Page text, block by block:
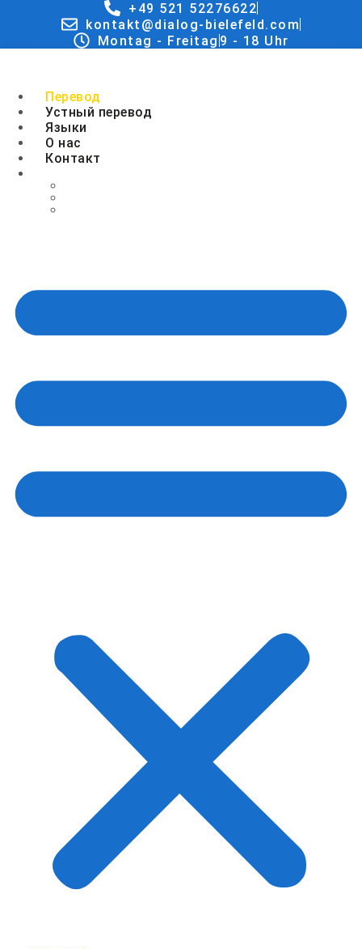
содержимому
+49 521 52276622
kontakt@dialog-bielefeld.com
Montag - Freitag 9 - 18 Uhr
Перевод
Устный перевод
Языки
О нас
Контакт